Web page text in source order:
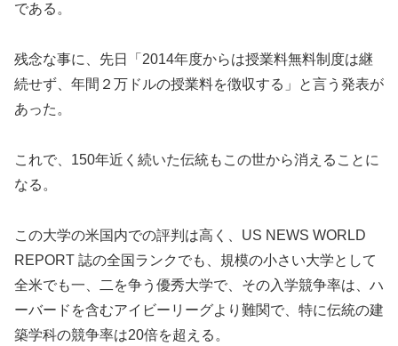
である。
残念な事に、先日「2014年度からは授業料無料制度は継
続せず、年間２万ドルの授業料を徴収する」と言う発表が
あった。
これで、150年近く続いた伝統もこの世から消えることに
なる。
この大学の米国内での評判は高く、US NEWS WORLD
REPORT 誌の全国ランクでも、規模の小さい大学として
全米でも一、二を争う優秀大学で、その入学競争率は、ハ
ーバードを含むアイビーリーグより難関で、特に伝統の建
築学科の競争率は20倍を超える。